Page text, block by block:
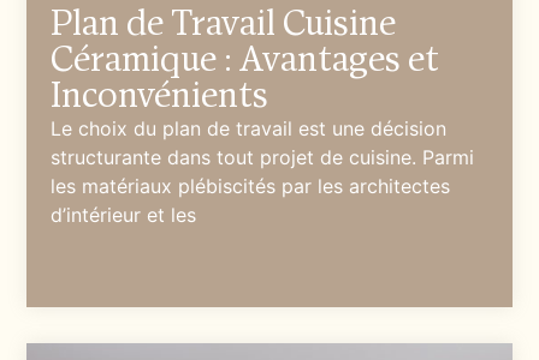
Plan de Travail Cuisine
Céramique : Avantages et
Inconvénients
Le choix du plan de travail est une décision
structurante dans tout projet de cuisine. Parmi
les matériaux plébiscités par les architectes
d’intérieur et les